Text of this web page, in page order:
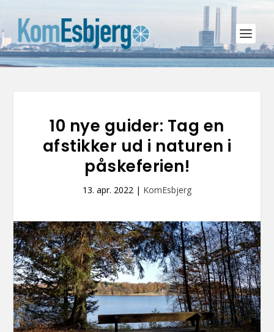
10 nye guider: Tag en
afstikker ud i naturen i
påskeferien!
13. apr. 2022 | KomEsbjerg